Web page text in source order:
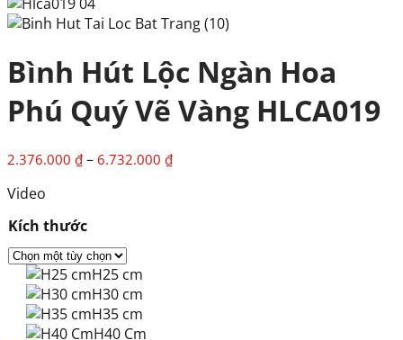
Bình Hút Lộc Ngàn Hoa
Phú Quý Vẽ Vàng HLCA019
2.376.000 ₫ – 6.732.000 ₫Khoảng
Video
Kích thước
H25 cm
H30 cm
H35 cm
H40 Cm